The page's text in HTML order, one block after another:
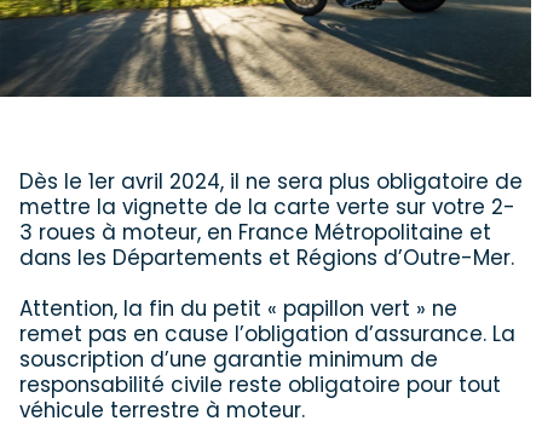
Dès le 1er avril 2024, il ne sera plus obligatoire de
mettre la vignette de la carte verte sur votre 2-
3 roues à moteur, en France Métropolitaine et
dans les Départements et Régions d’Outre-Mer.
Attention, la fin du petit « papillon vert » ne
remet pas en cause l’obligation d’assurance. La
souscription d’une garantie minimum de
responsabilité civile reste obligatoire pour tout
véhicule terrestre à moteur.